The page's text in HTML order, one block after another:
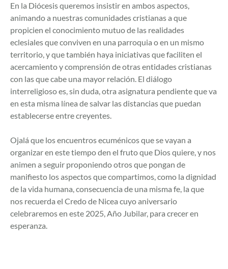
En la Diócesis queremos insistir en ambos aspectos,
animando a nuestras comunidades cristianas a que
propicien el conocimiento mutuo de las realidades
eclesiales que conviven en una parroquia o en un mismo
territorio, y que también haya iniciativas que faciliten el
acercamiento y comprensión de otras entidades cristianas
con las que cabe una mayor relación. El diálogo
interreligioso es, sin duda, otra asignatura pendiente que va
en esta misma línea de salvar las distancias que puedan
establecerse entre creyentes.
Ojalá que los encuentros ecuménicos que se vayan a
organizar en este tiempo den el fruto que Dios quiere, y nos
animen a seguir proponiendo otros que pongan de
manifiesto los aspectos que compartimos, como la dignidad
de la vida humana, consecuencia de una misma fe, la que
nos recuerda el Credo de Nicea cuyo aniversario
celebraremos en este 2025, Año Jubilar, para crecer en
esperanza.